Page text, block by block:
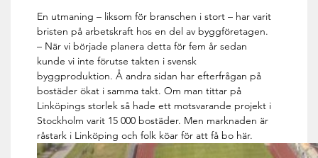
En utmaning – liksom för branschen i stort – har varit
bristen på arbetskraft hos en del av byggföretagen.
– När vi började planera detta för fem år sedan
kunde vi inte förutse takten i svensk
byggproduktion. Å andra sidan har efterfrågan på
bostäder ökat i samma takt. Om man tittar på
Linköpings storlek så hade ett motsvarande projekt i
Stockholm varit 15 000 bostäder. Men marknaden är
råstark i Linköping och folk köar för att få bo här.